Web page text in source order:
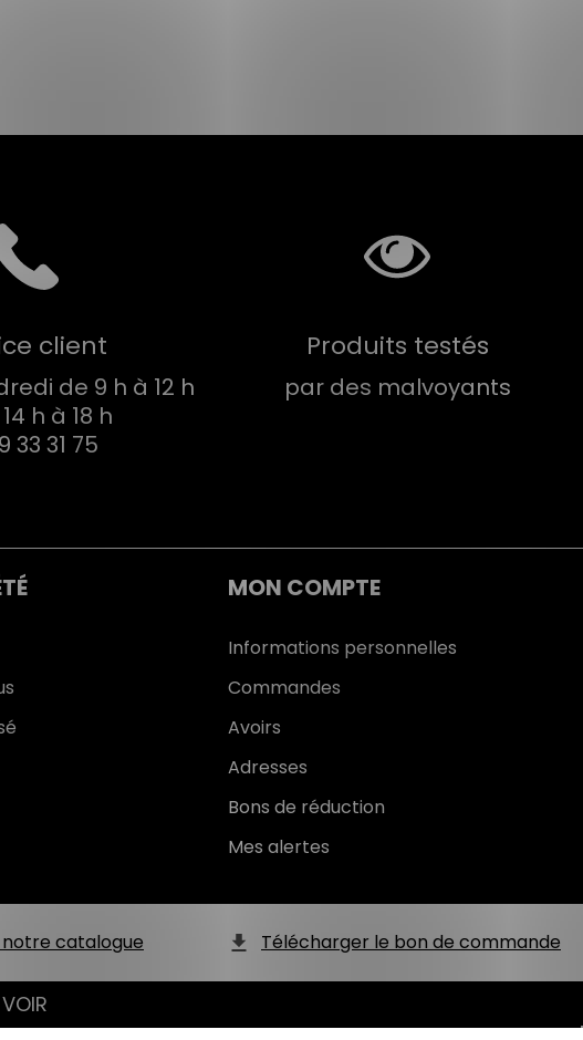
client
de 9 h à 12 h
h à 18 h
33 31 75
Produits testés
par des malvoyants
MON COMPTE
Informations personnelles
Commandes
Avoirs
Adresses
Bons de réduction
Mes alertes
catalogue Télécharger le bon de commande